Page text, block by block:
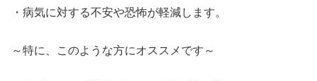
・病気に対する不安や恐怖が軽減します。
～特に、このような方にオススメです～